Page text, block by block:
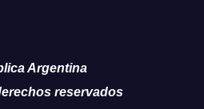
Argentina
reservados